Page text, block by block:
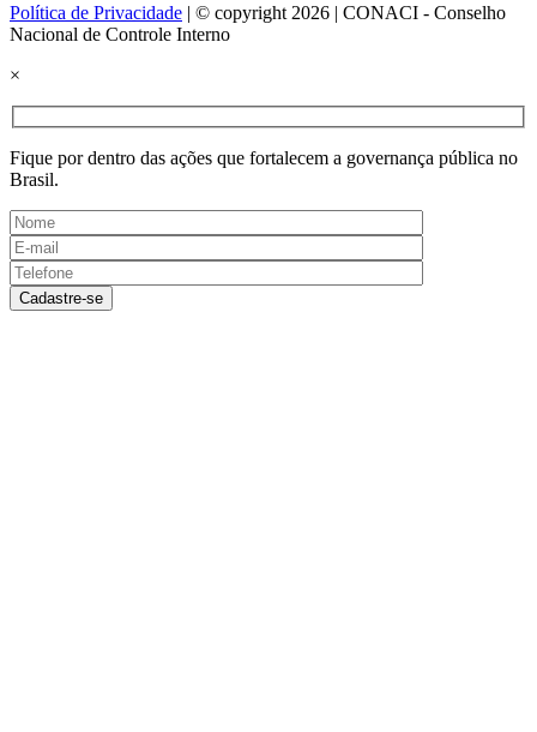
Política de Privacidade | © copyright 2026 | CONACI - Conselho
Nacional de Controle Interno
×
Fique por dentro das ações que fortalecem a governança pública no
Brasil.